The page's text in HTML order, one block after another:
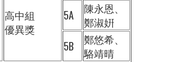
高中組
優異獎
5A
陳永恩、
鄭淑姸
5B
鄭悠希、
駱靖晴